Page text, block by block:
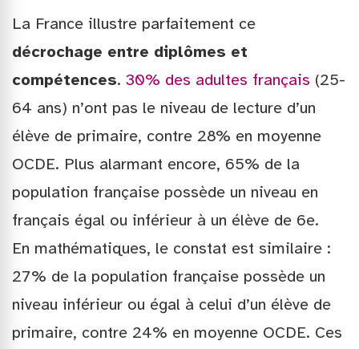
La France illustre parfaitement ce
décrochage entre diplômes et
compétences. 30% des adultes français (25-
64 ans) n’ont pas le niveau de lecture d’un
élève de primaire, contre 28% en moyenne
OCDE. Plus alarmant encore, 65% de la
population française possède un niveau en
français égal ou inférieur à un élève de 6e.
En mathématiques, le constat est similaire :
27% de la population française possède un
niveau inférieur ou égal à celui d’un élève de
primaire, contre 24% en moyenne OCDE. Ces